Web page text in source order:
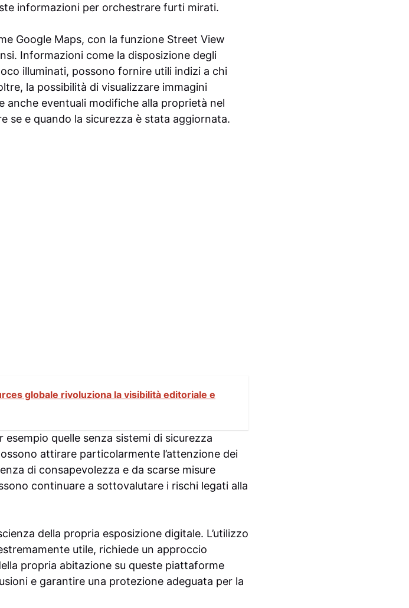
informazioni per orchestrare furti mirati.
Google Maps, con la funzione Street View
Informazioni come la disposizione degli
illuminati, possono fornire utili indizi a chi
la possibilità di visualizzare immagini
anche eventuali modifiche alla proprietà nel
se e quando la sicurezza è stata aggiornata.
globale rivoluziona la visibilità editoriale e
quelle senza sistemi di sicurezza
attirare particolarmente l’attenzione dei
di consapevolezza e da scarse misure
continuare a sottovalutare i rischi legati alla
della propria esposizione digitale. L’utilizzo
utile, richiede un approccio
propria abitazione su queste piattaforme
e garantire una protezione adeguata per la